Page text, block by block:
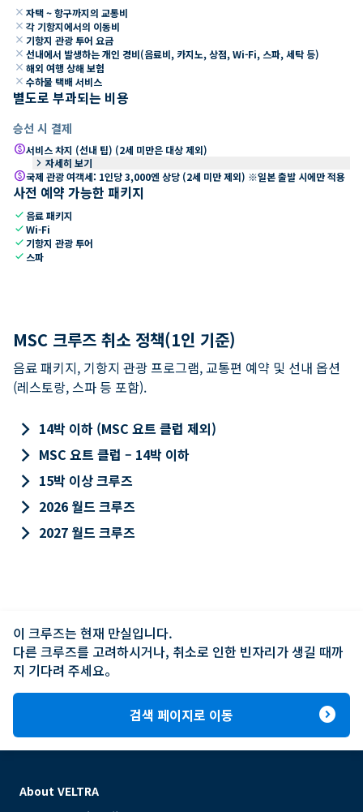
close 자택 ~ 항구까지의 교통비
close 각 기항지에서의 이동비
close 기항지 관광 투어 요금
close 선내에서 발생하는 개인 경비(음료비, 카지노, 상점, Wi-Fi, 스파, 세탁 등)
close 해외 여행 상해 보험
close 수하물 택배 서비스
별도로 부과되는 비용
승선 시 결제
paid서비스 차지 (선내 팁) (2세 미만은 대상 제외)
keyboard_arrow_right 자세히 보기
paid국제 관광 여객세: 1인당 3,000엔 상당 (2세 미만 제외) ※일본 출발 시에만 적용
사전 예약 가능한 패키지
check 음료 패키지
checkWi-Fi
check 기항지 관광 투어
check 스파
MSC 크루즈 취소 정책(1인 기준)
음료 패키지, 기항지 관광 프로그램, 교통편 예약 및 선내 옵션
(레스토랑, 스파 등 포함).
keyboard_arrow_right 14박 이하 (MSC 요트 클럽 제외)
keyboard_arrow_right MSC 요트 클럽 – 14박 이하
keyboard_arrow_right 15박 이상 크루즈
keyboard_arrow_right 2026 월드 크루즈
keyboard_arrow_right 2027 월드 크루즈
이 크루즈는 현재 만실입니다.
다른 크루즈를 고려하시거나, 취소로 인한 빈자리가 생길 때까
지 기다려 주세요。
검색 페이지로 이동 expand_circle_right
About VELTRA